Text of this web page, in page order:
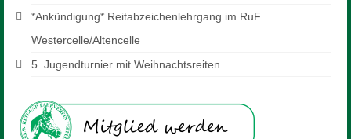
*Ankündigung* Reitabzeichenlehrgang im RuF
Westercelle/Altencelle
5. Jugendturnier mit Weihnachtsreiten